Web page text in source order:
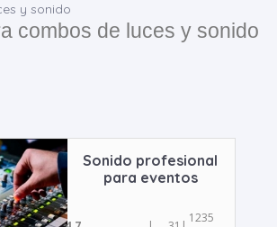
y sonido
combos de luces y sonido
Sonido profesional
para eventos
1235